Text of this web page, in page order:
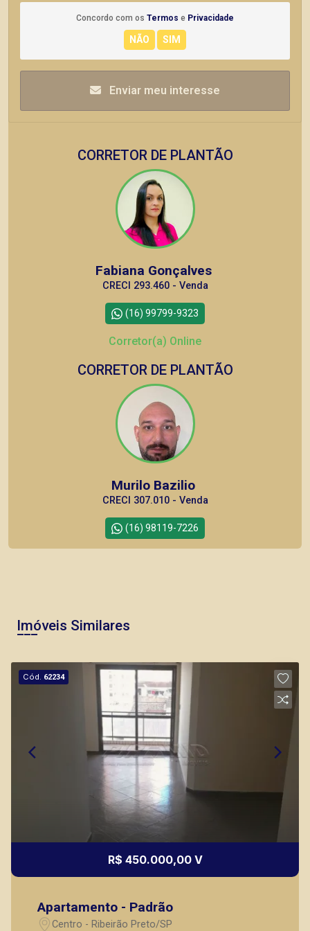
Concordo com os Termos e Privacidade
Enviar meu interesse
CORRETOR DE PLANTÃO
Fabiana Gonçalves
CRECI 293.460 - Venda
(16) 99799-9323
Corretor(a) Online
CORRETOR DE PLANTÃO
Murilo Bazilio
CRECI 307.010 - Venda
(16) 98119-7226
Fátima Spadaro
CRECI 119074 - Venda
(16) 99105-3578
Corretor(a) Online
CORRETOR DE PLANTÃO
Marcos Antonio Ferreira
Imóveis Similares
Cód. 62234
R$ 450.000,00 V
Apartamento - Padrão
Centro - Ribeirão Preto/SP